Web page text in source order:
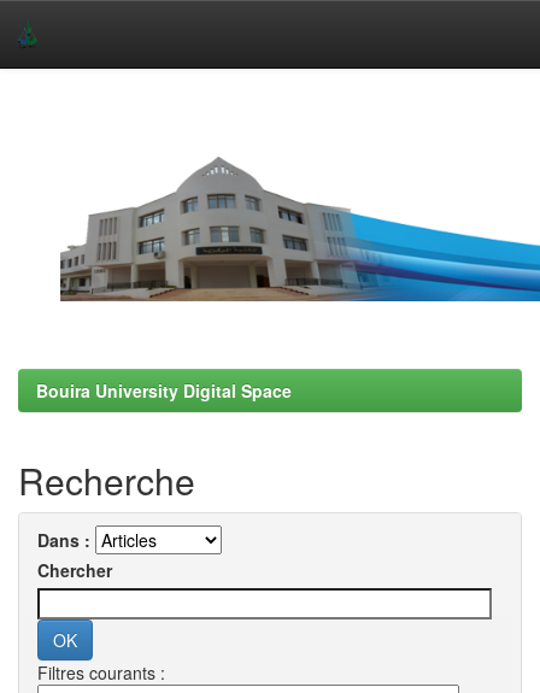
Bouira University Digital Space
Recherche
Dans :
Chercher
Filtres courants :